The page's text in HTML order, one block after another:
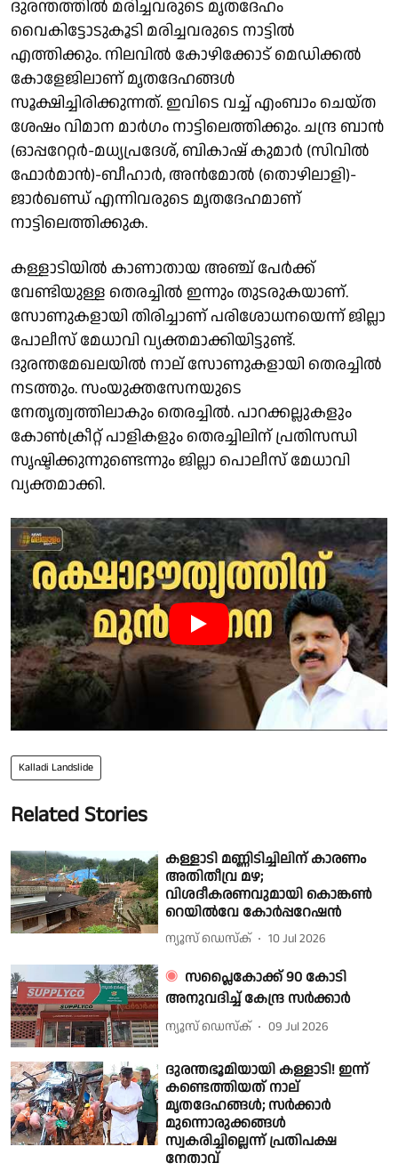
ദുരന്തത്തിൽ മരിച്ചവരുടെ മൃതദേഹം
വൈകിട്ടോടുകൂടി മരിച്ചവരുടെ നാട്ടിൽ
എത്തിക്കും. നിലവിൽ കോഴിക്കോട് മെഡിക്കൽ
കോളേജിലാണ് മൃതദേഹങ്ങൾ
സൂക്ഷിച്ചിരിക്കുന്നത്. ഇവിടെ വച്ച് എംബാം ചെയ്ത
ശേഷം വിമാന മാർഗം നാട്ടിലെത്തിക്കും. ചന്ദ്ര ബാൻ
(ഓപ്പറേറ്റർ-മധ്യപ്രദേശ്, ബികാഷ് കുമാർ (സിവിൽ
ഫോർമാൻ)-ബീഹാർ, അൻമോൽ (തൊഴിലാളി)-
ജാർഖണ്ഡ് എന്നിവരുടെ മൃതദേഹമാണ്
നാട്ടിലെത്തിക്കുക.
കള്ളാടിയിൽ കാണാതായ അഞ്ച് പേർക്ക്
വേണ്ടിയുള്ള തെരച്ചിൽ ഇന്നും തുടരുകയാണ്.
സോണുകളായി തിരിച്ചാണ് പരിശോധനയെന്ന് ജില്ലാ
പോലീസ് മേധാവി വ്യക്തമാക്കിയിട്ടുണ്ട്.
ദുരന്തമേഖലയിൽ നാല് സോണുകളായി തെരച്ചിൽ
നടത്തും. സംയുക്തസേനയുടെ
നേതൃത്വത്തിലാകും തെരച്ചിൽ. പാറക്കല്ലുകളും
കോൺക്രീറ്റ് പാളികളും തെരച്ചിലിന് പ്രതിസന്ധി
സൃഷ്ടിക്കുന്നുണ്ടെന്നും ജില്ലാ പൊലീസ് മേധാവി
വ്യക്തമാക്കി.
Kalladi Landslide
Related Stories
കള്ളാടി മണ്ണിടിച്ചിലിന് കാരണം
അതിതീവ്ര മഴ;
വിശദീകരണവുമായി കൊങ്കൺ
റെയിൽവേ കോർപ്പറേഷൻ
ന്യൂസ് ഡെസ്ക് 10 Jul 2026
സപ്ലൈകോക്ക് 90 കോടി
അനുവദിച്ച് കേന്ദ്ര സർക്കാർ
ന്യൂസ് ഡെസ്ക് 09 Jul 2026
ദുരന്തഭൂമിയായി കള്ളാടി! ഇന്ന്
കണ്ടെത്തിയത് നാല്
മൃതദേഹങ്ങൾ; സർക്കാർ
മുന്നൊരുക്കങ്ങൾ
സ്വകരിച്ചില്ലെന്ന് പ്രതിപക്ഷ
നേതാവ്